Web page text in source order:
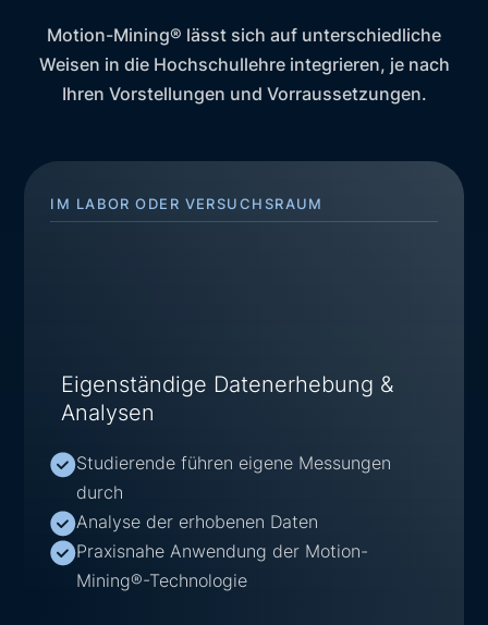
Motion-Mining® lässt sich auf unterschiedliche
Weisen in die Hochschullehre integrieren, je nach
Ihren Vorstellungen und Vorraussetzungen.
IM LABOR ODER VERSUCHSRAUM
Eigenständige Datenerhebung &
Analysen
Studierende führen eigene Messungen
durch
Analyse der erhobenen Daten
Praxisnahe Anwendung der Motion-
Mining®-Technologie